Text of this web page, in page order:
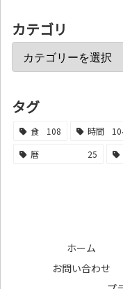
カテゴリ
タグ
食 108 時間
暦
25
ホーム
お問い合わせ